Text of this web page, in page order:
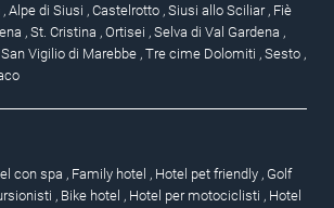
, Alpe di Siusi , Castelrotto , Siusi allo Sciliar , Fiè
, St. Cristina , Ortisei , Selva di Val Gardena ,
San Vigilio di Marebbe , Tre cime Dolomiti , Sesto ,
con spa , Family hotel , Hotel pet friendly , Golf
, Bike hotel , Hotel per motociclisti , Hotel